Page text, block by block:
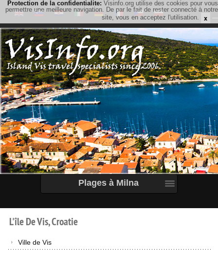
Protection de la confidentialite: Visinfo.org utilise des cookies pour vous
permettre une meilleure navigation. De par le fait de rester connecté à notre
site, vous en acceptez l'utilisation.
x
Plages à Milna
L'îleDeVis,Croatie
Ville de Vis